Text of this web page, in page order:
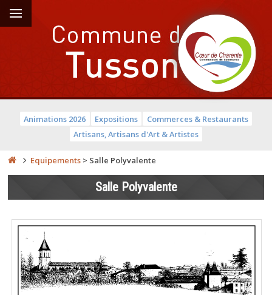
Animations 2026 Expositions
Commerces & Restaurants
Artisans, Artisans d'Art & Artistes
Equipements > Salle Polyvalente
Salle Polyvalente